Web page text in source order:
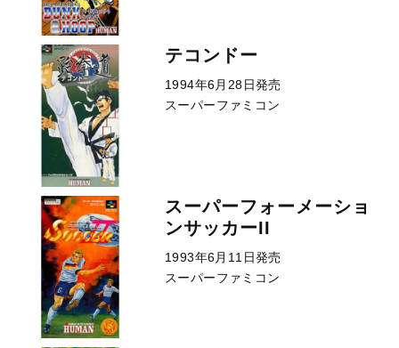
テコンドー
1994年6月28日発売
スーパーファミコン
スーパーフォーメーショ
ンサッカーII
1993年6月11日発売
スーパーファミコン